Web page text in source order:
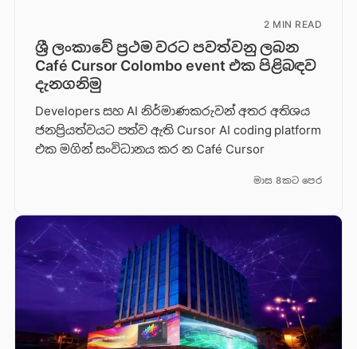
2 MIN READ
ශ්‍රී ලංකාවේ ප්‍රථම වරට පවත්වනු ලබන
Café Cursor Colombo event එක පිළිබඳව
දැනගනිමු
Developers සහ AI නිර්මාණකරුවන් අතර අතිශය
ජනප්‍රියත්වයට පත්ව ඇති Cursor AI coding platform
එක මගින් සංවිධානය කර න Café Cursor
මාස 8කට පෙර